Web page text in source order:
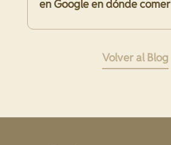
en Google en dónde comer
Volver al Blog